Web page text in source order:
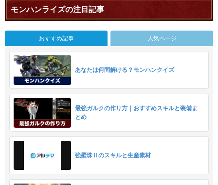
モンハンライズの注目記事
おすすめ記事 人気ページ
あなたは何問解ける？モンハンクイズ
最強ガルクの作り方｜おすすめスキルと装備ま
とめ
強壁珠Ⅱのスキルと生産素材